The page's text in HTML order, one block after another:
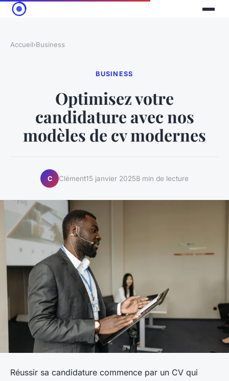
Accueil›Business
BUSINESS
Optimisez votre
candidature avec nos
modèles de cv modernes
C Clément15 janvier 20258 min de lecture
Réussir sa candidature commence par un CV qui